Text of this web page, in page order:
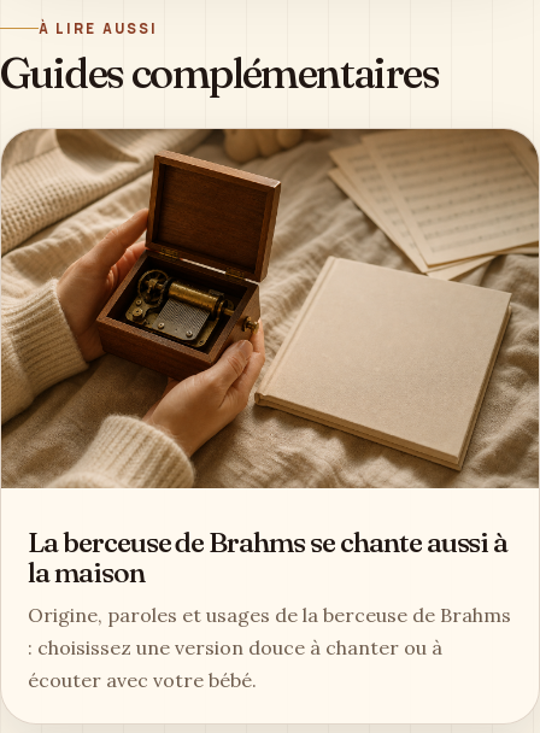
À LIRE AUSSI
Guides complémentaires
La berceuse de Brahms se chante aussi à
la maison
Origine, paroles et usages de la berceuse de Brahms
: choisissez une version douce à chanter ou à
écouter avec votre bébé.